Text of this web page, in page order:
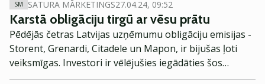
SM SATURA MĀRKETINGS27.04.24, 09:52
Karstā obligāciju tirgū ar vēsu prātu
Pēdējās četras Latvijas uzņēmumu obligāciju emisijas -
Storent, Grenardi, Citadele un Mapon, ir bijušas ļoti
veiksmīgas. Investori ir vēlējušies iegādāties šos
vērtspapīrus krietni lielākā apmērā nekā šīs